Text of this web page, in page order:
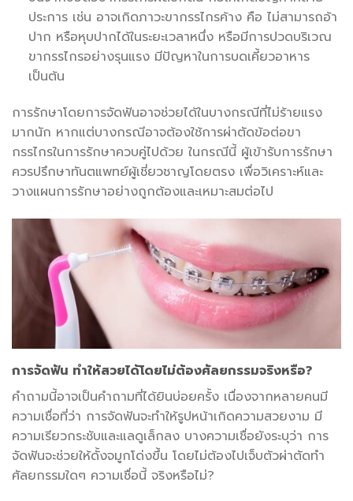
ประการ เช่น อาจเกิดภาวะขากรรไกรค้าง คือ ไม่สามารถอ้า
ปาก หรือหุบปากได้ในระยะเวลาหนึ่ง หรือมีการปวดบริเวณ
ขากรรไกรอย่างรุนแรง มีปัญหาในการบดเคี้ยวอาหาร
เป็นต้น
การรักษาโดยการจัดฟันอาจช่วยได้ในบางกรณีที่ไม่ร้ายแรง
มากนัก หากแต่บางกรณีอาจต้องใช้การผ่าตัดข้อต่อขา
กรรไกรในการรักษาควบคู่ไปด้วย ในกรณีนี้ ผู้เข้ารับการรักษา
ควรปรึกษาทันตแพทย์ผู้เชี่ยวชาญโดยตรง เพื่อวิเคราะห์และ
วางแผนการรักษาอย่างถูกต้องและเหมาะสมต่อไป
การจัดฟัน ทำให้สวยได้โดยไม่ต้องศัลยกรรมจริงหรือ?
คำถามนี้อาจเป็นคำถามที่ได้ยินบ่อยครั้ง เนื่องจากหลายคนมี
ความเชื่อที่ว่า การจัดฟันจะทำให้รูปหน้าเกิดความสวยงาม มี
ความเรียวกระชับและแลดูเล็กลง บางความเชื่อยังระบุว่า การ
จัดฟันจะช่วยให้ดั้งจมูกโด่งขึ้น โดยไม่ต้องไปเจ็บตัวผ่าตัดทำ
ศัลยกรรมใดๆ ความเชื่อนี้ จริงหรือไม่?